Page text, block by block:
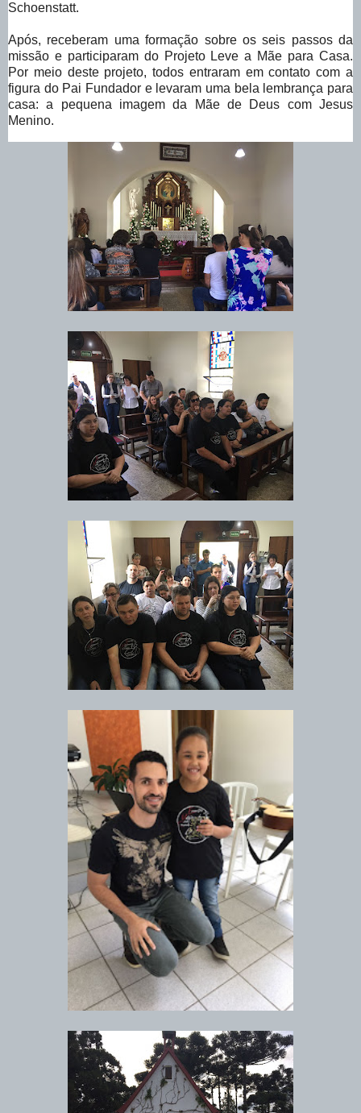
Schoenstatt.
Após, receberam uma formação sobre os seis passos da
missão e participaram do Projeto Leve a Mãe para Casa.
Por meio deste projeto, todos entraram em contato com a
figura do Pai Fundador e levaram uma bela lembrança para
casa: a pequena imagem da Mãe de Deus com Jesus
Menino.